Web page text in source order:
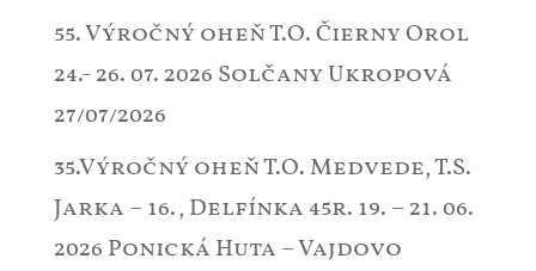
55. Výročný oheň T.O. Čierny Orol
24.- 26. 07. 2026 Solčany Ukropová
27/07/2026
35.Výročný oheň T.O. Medvede, T.S.
Jarka – 16., Delfínka 45r. 19. – 21. 06.
2026 Ponická Huta – Vajdovo